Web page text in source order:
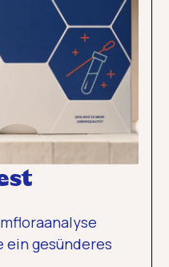
ein gesünderes